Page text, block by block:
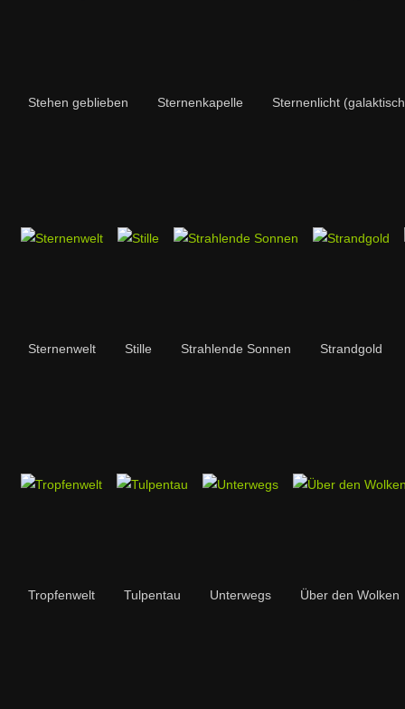
Stehen geblieben Sternenkapelle Sternenlicht
Sternenwelt Stille Strahlende Sonnen Strandgold
Tropfenwelt Tulpentau Unterwegs Über den Wolken